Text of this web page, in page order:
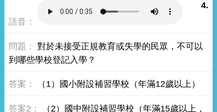
4.
對於未接受正規教育或失學的民眾，不可以
到哪些學校登記入學？
（1）國小附設補習學校（年滿12歲以上）
（2）國中附設補習學校（年滿15歲以上，